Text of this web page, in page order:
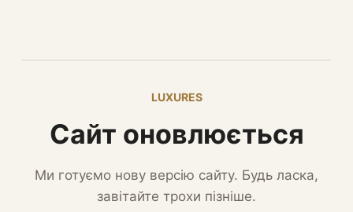
LUXURES
Сайт оновлюється
Ми готуємо нову версію сайту. Будь ласка,
завітайте трохи пізніше.